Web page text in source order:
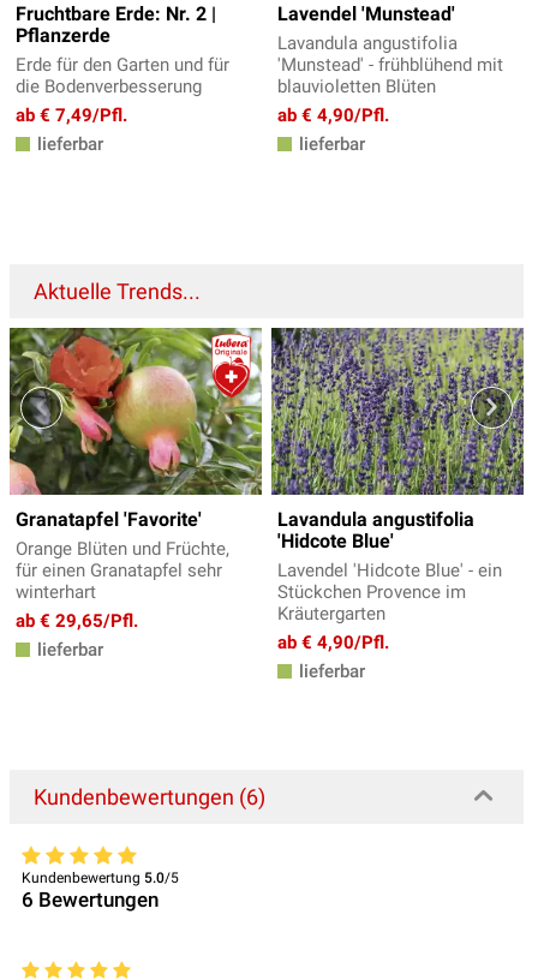
Fruchtbare Erde: Nr. 2 |
Pflanzerde
Erde für den Garten und für
die Bodenverbesserung
ab € 7,49/Pfl.
lieferbar
Lavendel 'Munstead'
Lavandula angustifolia
'Munstead' - frühblühend mit
blauvioletten Blüten
ab € 4,90/Pfl.
lieferbar
Aktuelle Trends...
Granatapfel 'Favorite'
Orange Blüten und Früchte,
für einen Granatapfel sehr
winterhart
ab € 29,65/Pfl.
lieferbar
Lavandula angustifolia
'Hidcote Blue'
Lavendel 'Hidcote Blue' - ein
Stückchen Provence im
Kräutergarten
ab € 4,90/Pfl.
lieferbar
Kundenbewertungen (6)
Kundenbewertung 5.0/5
6 Bewertungen